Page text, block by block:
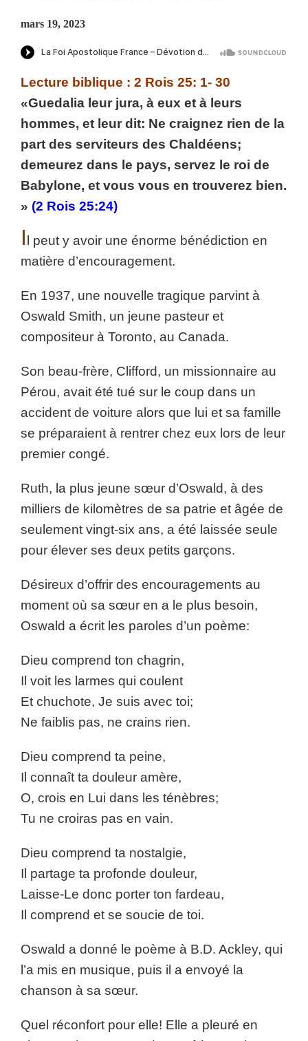
mars 19, 2023
Lecture biblique : 2 Rois 25: 1- 30
«Guedalia leur jura, à eux et à leurs
hommes, et leur dit: Ne craignez rien de la
part des serviteurs des Chaldéens;
demeurez dans le pays, servez le roi de
Babylone, et vous vous en trouverez bien.
» (2 Rois 25:24)
I
l peut y avoir une énorme bénédiction en
matière d’encouragement.
En 1937, une nouvelle tragique parvint à
Oswald Smith, un jeune pasteur et
compositeur à Toronto, au Canada.
Son beau-frère, Clifford, un missionnaire au
Pérou, avait été tué sur le coup dans un
accident de voiture alors que lui et sa famille
se préparaient à rentrer chez eux lors de leur
premier congé.
Ruth, la plus jeune sœur d’Oswald, à des
milliers de kilomètres de sa patrie et âgée de
seulement vingt-six ans, a été laissée seule
pour élever ses deux petits garçons.
Désireux d’offrir des encouragements au
moment où sa sœur en a le plus besoin,
Oswald a écrit les paroles d’un poème:
Dieu comprend ton chagrin,
Il voit les larmes qui coulent
Et chuchote, Je suis avec toi;
Ne faiblis pas, ne crains rien.
Dieu comprend ta peine,
Il connaît ta douleur amère,
O, crois en Lui dans les ténèbres;
Tu ne croiras pas en vain.
Dieu comprend ta nostalgie,
Il partage ta profonde douleur,
Laisse-Le donc porter ton fardeau,
Il comprend et se soucie de toi.
Oswald a donné le poème à B.D. Ackley, qui
l’a mis en musique, puis il a envoyé la
chanson à sa sœur.
Quel réconfort pour elle! Elle a pleuré en